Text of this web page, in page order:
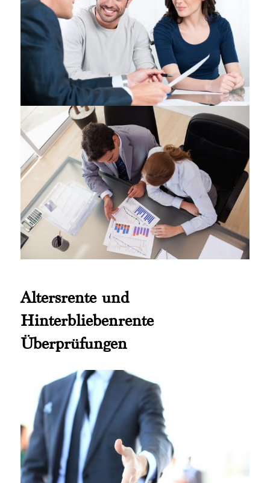
Altersrente und
Hinterbliebenrente
Überprüfungen